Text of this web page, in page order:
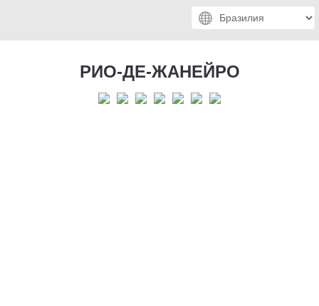
РИО-ДЕ-ЖАНЕЙРО